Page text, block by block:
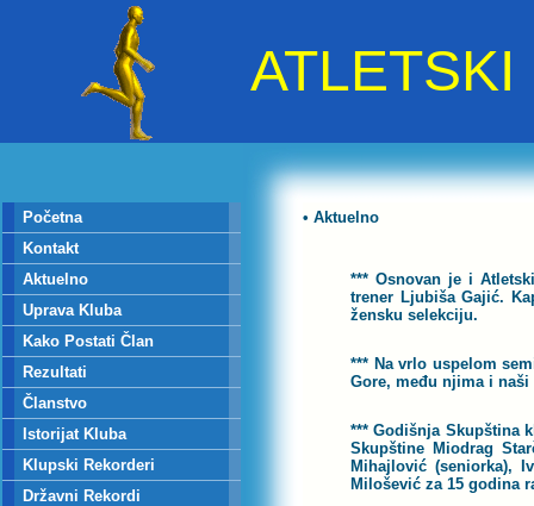
Početna
Kontakt
Aktuelno
Uprava Kluba
Kako Postati Član
Rezultati
Članstvo
Istorijat Kluba
Klupski Rekorderi
Državni Rekordi
• Aktuelno
*** Osnovan je i
trener Ljubiša Gajić.
žensku selekciju.
*** Na vrlo uspelom
Gore, među njima i
*** Godišnja Skupština
Skupštine Miodrag
Mihajlović (seniorka),
Milošević za 15 godina